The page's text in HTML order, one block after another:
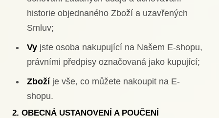
historie objednaného Zboží a uzavřených
Smluv;
Vy jste osoba nakupující na Našem E-shopu,
právními předpisy označovaná jako kupující;
Zbožíje vše, co můžete nakoupit na E-
shopu.
2. OBECNÁ USTANOVENÍ A POUČENÍ